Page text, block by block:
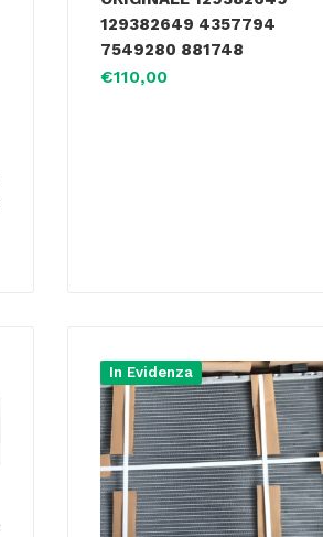
129382649 4357794
7549280 881748
€110,00
In Evidenza